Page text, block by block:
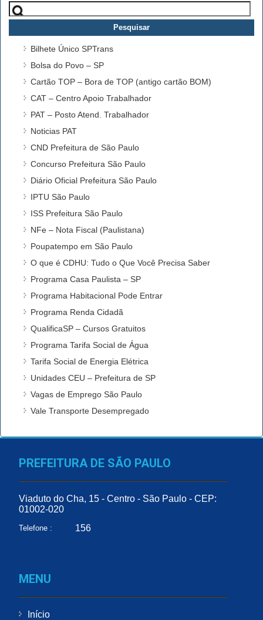
Pesquisar
por:
Bilhete Único SPTrans
Bolsa do Povo – SP
Cartão TOP – Bora de TOP (antigo cartão BOM)
CAT – Centro Apoio Trabalhador
PAT – Posto Atend. Trabalhador
Noticias PAT
CND Prefeitura de São Paulo
Concurso Prefeitura São Paulo
Diário Oficial Prefeitura São Paulo
IPTU São Paulo
ISS Prefeitura São Paulo
NFe – Nota Fiscal (Paulistana)
Poupatempo em São Paulo
O que é CDHU: Tudo o Que Você Precisa Saber
Programa Casa Paulista – SP
Programa Habitacional Pode Entrar
Programa Renda Cidadã
QualificaSP – Cursos Gratuitos
Programa Tarifa Social de Água
Tarifa Social de Energia Elétrica
Unidades CEU – Prefeitura de SP
Vagas de Emprego São Paulo
Vale Transporte Desempregado
PREFEITURA DE SÃO PAULO
Viaduto do Cha, 15 - Centro - São Paulo - CEP:
01002-020
Telefone : 156
MENU
Início